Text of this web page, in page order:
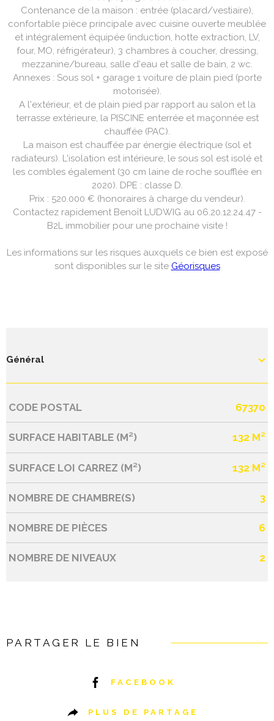
Contenance de la maison : entrée (placard/vestiaire),
confortable pièce principale avec cuisine ouverte meublée
et intégralement équipée (induction, hotte extraction, LV,
four, MO, réfrigérateur), 3 chambres à coucher, dressing,
mezzanine/bureau, salle d'eau et salle de bain, 2 wc.
Annexes : Sous sol + garage 1 voiture de plain pied (porte
motorisée).
A l'extérieur, et de plain pied par rapport au salon et la
terrasse extérieure, la PISCINE enterrée et maçonnée est
chauffée (PAC).
La maison est chauffée par énergie électrique (sol et
radiateurs). L'isolation est intérieure, le sous sol est isolé et
les combles également (30 cm laine de roche soufflée en
2020). DPE : classe D.
Prix : 520.000 € (honoraires à charge du vendeur).
Contactez rapidement Benoît LUDWIG au 06.20.12.24.47 -
B2L immobilier pour une prochaine visite !
Les informations sur les risques auxquels ce bien est exposé
sont disponibles sur le site Géorisques
Général
Caractérisque Valeurs
CODE POSTAL 67370
SURFACE HABITABLE (M²) 132 M²
SURFACE LOI CARREZ (M²) 132 M²
NOMBRE DE CHAMBRE(S) 3
NOMBRE DE PIÈCES 6
NOMBRE DE NIVEAUX 2
PARTAGER LE BIEN
FACEBOOK
PLUS DE PARTAGE